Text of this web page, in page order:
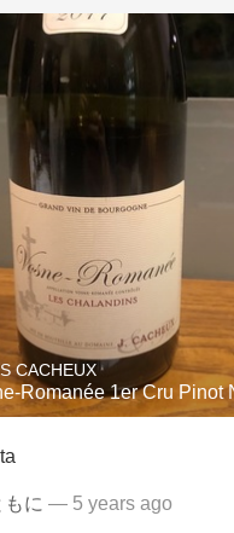
CACHEUX
Romanée 1er Cru Pinot
に — 5 years ago